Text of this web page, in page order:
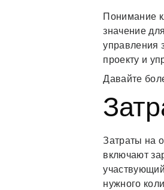
Понимание
значение
управления
проекту и
Давайте
Затраты на
включают
нужного